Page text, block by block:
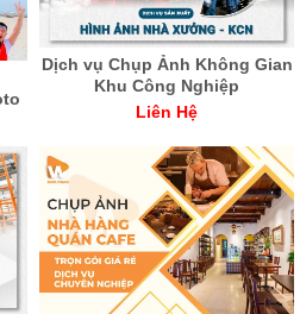
Dịch vụ Chụp Ảnh Không Gian
Khu Công Nghiệp
Liên Hệ